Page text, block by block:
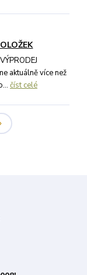
aktuálně více než
číst celé